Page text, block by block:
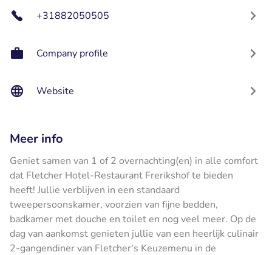
+31882050505
Company profile
Website
Meer info
Geniet samen van 1 of 2 overnachting(en) in alle comfort
dat Fletcher Hotel-Restaurant Frerikshof te bieden
heeft! Jullie verblijven in een standaard
tweepersoonskamer, voorzien van fijne bedden,
badkamer met douche en toilet en nog veel meer. Op de
dag van aankomst genieten jullie van een heerlijk culinair
2-gangendiner van Fletcher's Keuzemenu in de